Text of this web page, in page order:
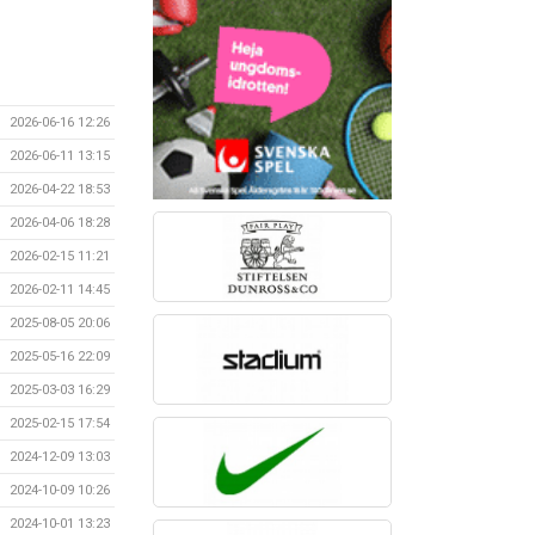
2026-06-16 12:26
2026-06-11 13:15
2026-04-22 18:53
2026-04-06 18:28
2026-02-15 11:21
2026-02-11 14:45
2025-08-05 20:06
2025-05-16 22:09
2025-03-03 16:29
2025-02-15 17:54
2024-12-09 13:03
2024-10-09 10:26
2024-10-01 13:23